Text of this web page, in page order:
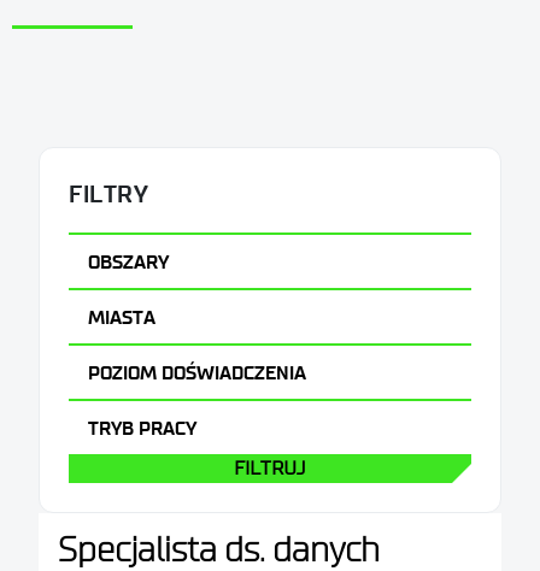
FILTRY
OBSZARY
Inne
MIASTA
Mazowieckie
POZIOM DOŚWIADCZENIA
Inne
TRYB PRACY
FILTRUJ
Specjalista ds. danych